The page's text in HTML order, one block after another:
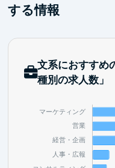
する情報
文系におすすめ
種別の求人数」